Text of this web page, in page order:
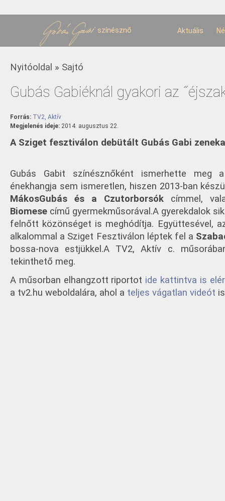
színésznő Aktuális
Jelenlegi hely
Nyitóoldal » Sajtó
Gubás Gabiéknál gyakori az
Forrás: TV2, Aktív
Megjelenés ideje: 2014. augusztus 22.
A Sziget fesztiválon debütált Gubás Gabi
Gubás Gabit színésznőként ismerhette meg
énekhangja sem ismeretlen, hiszen 2013-ban
MákosGubás és a Czutorborsók címmel,
Biomese című gyermekműsorával.A gyerekdalok
felnőtt közönséget is meghódítja. Együttesével,
alkalommal a Sziget Fesztiválon léptek fel a
bossa-nova estjükkel.A TV2, Aktív c.
tekinthető meg.
A műsorban elhangzott riportot ide kattintva is
a tv2.hu weboldalára, ahol a teljes vágatlan videót